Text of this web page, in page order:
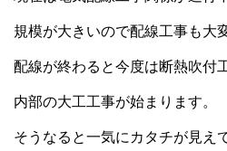
規模が大きいので配線工事も大
配線が終わると今度は断熱吹付
内部の大工工事が始まります。
そうなると一気にカタチが見え